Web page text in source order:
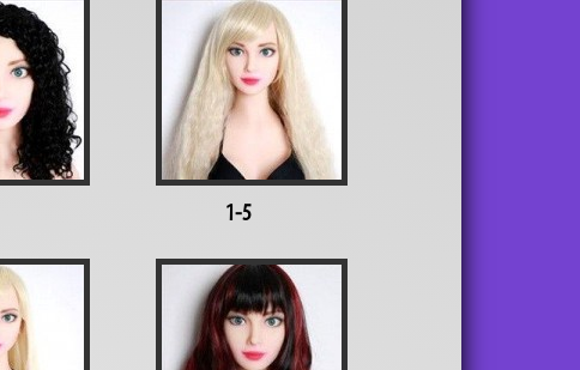
1-5